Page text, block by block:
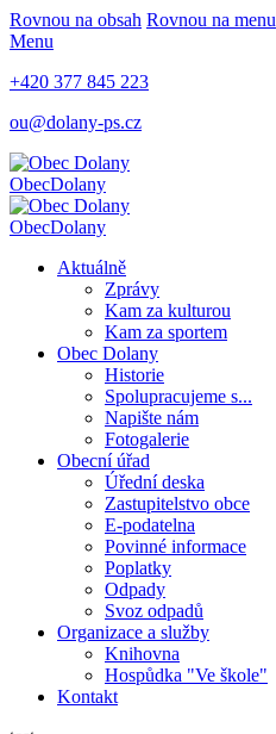
Rovnou na obsah Rovnou na menu
Menu
+420 377 845 223
ou@dolany-ps.cz
ObecDolany
ObecDolany
Aktuálně
Zprávy
Kam za kulturou
Kam za sportem
Obec Dolany
Historie
Spolupracujeme s...
Napište nám
Fotogalerie
Obecní úřad
Úřední deska
Zastupitelstvo obce
E-podatelna
Povinné informace
Poplatky
Odpady
Svoz odpadů
Organizace a služby
Knihovna
Hospůdka "Ve škole"
Kontakt